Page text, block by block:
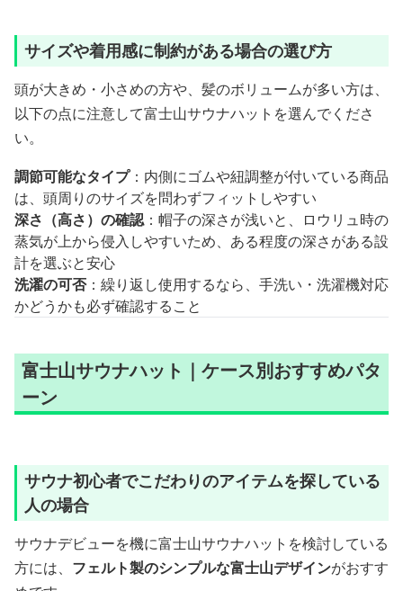
サイズや着用感に制約がある場合の選び方
頭が大きめ・小さめの方や、髪のボリュームが多い方は、
以下の点に注意して富士山サウナハットを選んでくださ
い。
調節可能なタイプ：内側にゴムや紐調整が付いている商品
は、頭周りのサイズを問わずフィットしやすい
深さ（高さ）の確認：帽子の深さが浅いと、ロウリュ時の
蒸気が上から侵入しやすいため、ある程度の深さがある設
計を選ぶと安心
洗濯の可否：繰り返し使用するなら、手洗い・洗濯機対応
かどうかも必ず確認すること
富士山サウナハット｜ケース別おすすめパタ
ーン
サウナ初心者でこだわりのアイテムを探している
人の場合
サウナデビューを機に富士山サウナハットを検討している
方には、 フェルト製のシンプルな富士山デザインがおすす